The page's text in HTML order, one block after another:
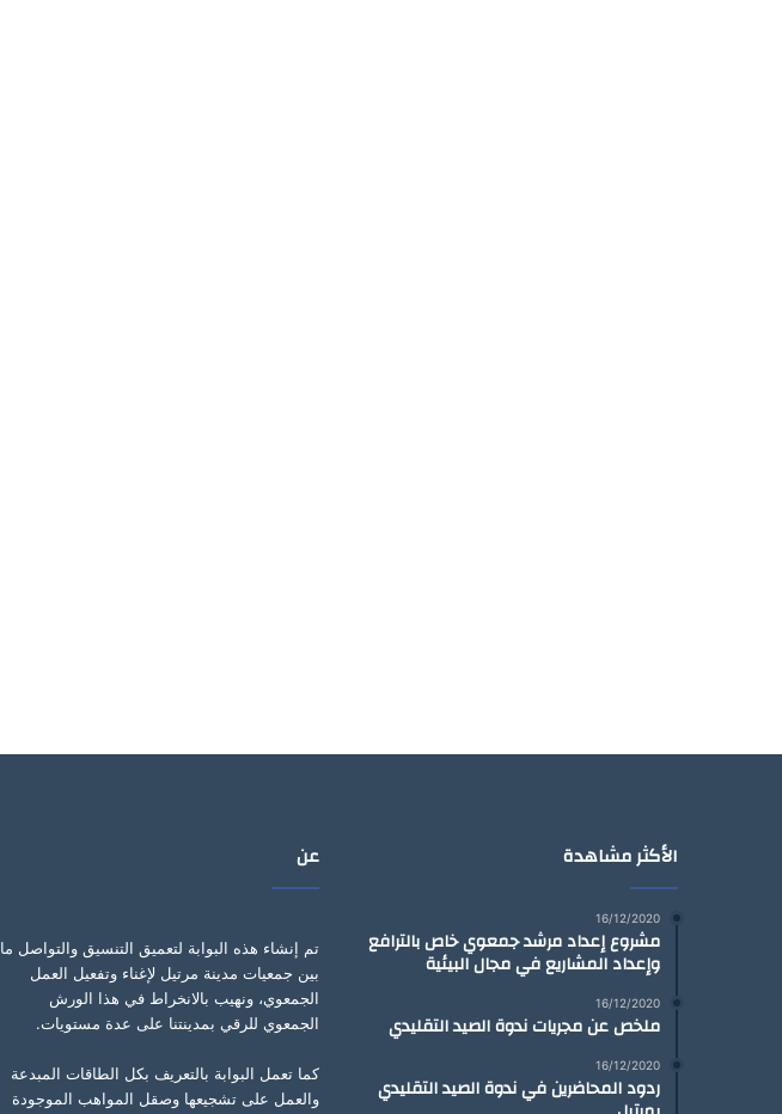
الأكثر مشاهدة
16/12/2020
مشروع إعداد مرشد جمعوي خاص بالترافع
وإعداد المشاريع في مجال البيئية
16/12/2020
ملخص عن مجريات ندوة الصيد التقليدي
16/12/2020
ردود المحاضرين في ندوة الصيد التقليدي
عن
تم إنشاء هذه البوابة لتعميق التنسيق والتواصل ما
بين جمعيات مدينة مرتيل لإغناء وتفعيل العمل
الجمعوي، ونهيب بالانخراط في هذا الورش
الجمعوي للرقي بمدينتنا على عدة مستويات.
كما تعمل البوابة بالتعريف بكل الطاقات المبدعة
والعمل على تشجيعها وصقل المواهب الموجودة